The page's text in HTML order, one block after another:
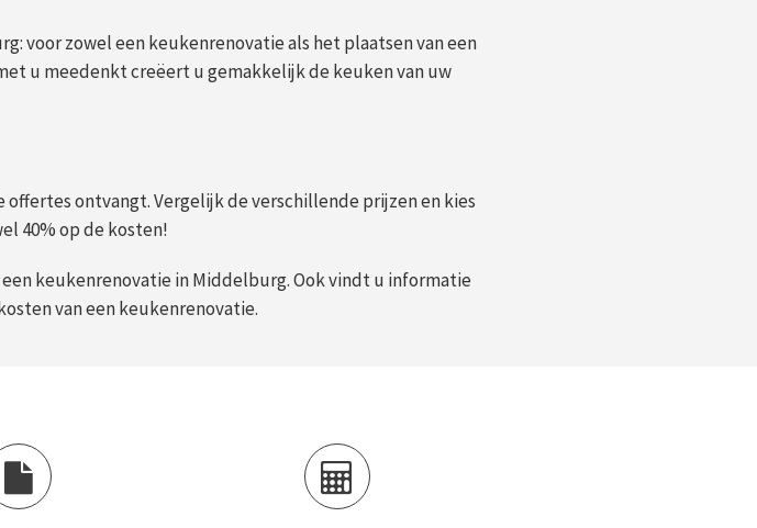
voor zowel een keukenrenovatie als het plaatsen van een
u meedenkt creëert u gemakkelijk de keuken van uw
ontvangt. Vergelijk de verschillende prijzen en kies
40% op de kosten!
keukenrenovatie in Middelburg. Ook vindt u informatie
van een keukenrenovatie.